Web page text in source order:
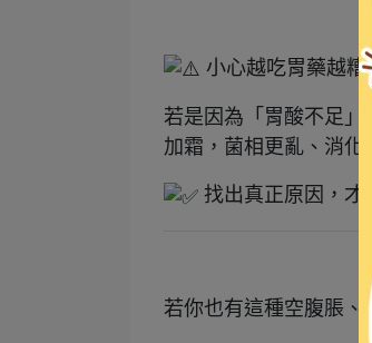
小心越吃胃藥越糟
若是因為「胃酸不足
加霜，菌相更亂、消化
找出真正原因，才
若你也有這種空腹脹、